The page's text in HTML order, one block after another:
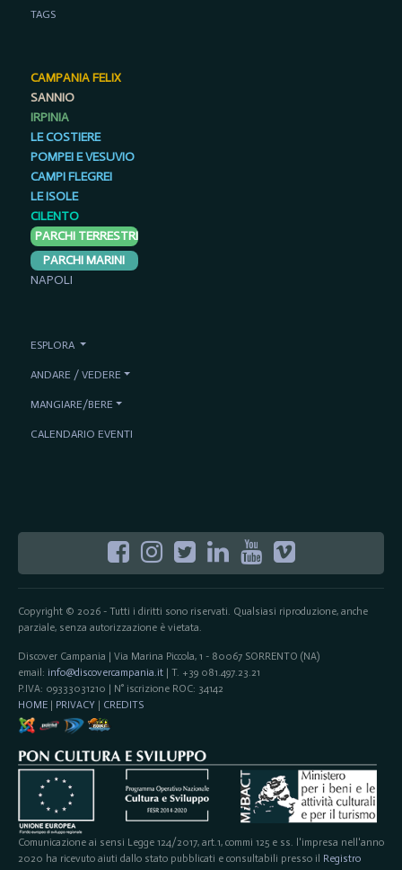
Copyright © 2026 - Tutti i diritti sono riservati. Qualsiasi riproduzione, anche
parziale, senza autorizzazione è vietata.
Discover Campania | Via Marina Piccola, 1 - 80067 SORRENTO (NA)
email: info@discovercampania.it| T. +39 081.497.23.21
P.IVA: 09333031210 | N° iscrizione ROC: 34142
HOME| PRIVACY | CREDITS
Comunicazione ai sensi Legge 124/2017, art.1, commi 125 e ss. l'impresa nell'anno
2020 ha ricevuto aiuti dallo stato pubblicati e consultabili presso il Registro
TAGS
CAMPANIA FELIX
SANNIO
IRPINIA
LE COSTIERE
POMPEI E VESUVIO
CAMPI FLEGREI
LE ISOLE
CILENTO
PARCHI TERRESTRI
PARCHI MARINI
NAPOLI
ESPLORA
ANDARE / VEDERE
MANGIARE/BERE
CALENDARIO EVENTI